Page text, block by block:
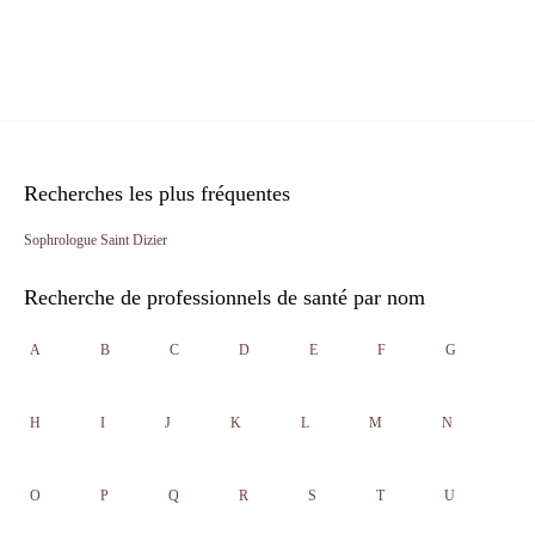
Recherches les plus fréquentes
Sophrologue Saint Dizier
Recherche de professionnels de santé par nom
A B C D E F G
H I J K L M N
O P Q R S T U